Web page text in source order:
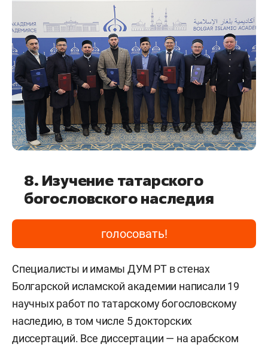
8. Изучение татарского
богословского наследия
голосовать!
Специалисты и имамы ДУМ РТ в стенах
Болгарской исламской академии написали 19
научных работ по татарскому богословскому
наследию, в том числе 5 докторских
диссертаций. Все диссертации — на арабском